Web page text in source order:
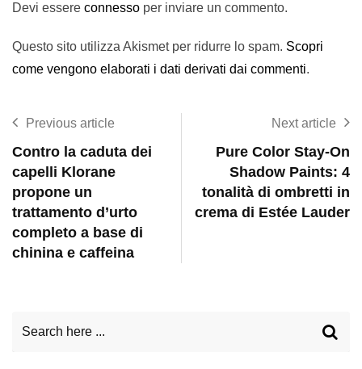
Devi essere connesso per inviare un commento.
Questo sito utilizza Akismet per ridurre lo spam. Scopri
come vengono elaborati i dati derivati dai commenti.
Previous article
Contro la caduta dei
capelli Klorane
propone un
trattamento d’urto
completo a base di
chinina e caffeina
Next article
Pure Color Stay-On
Shadow Paints: 4
tonalità di ombretti in
crema di Estée Lauder